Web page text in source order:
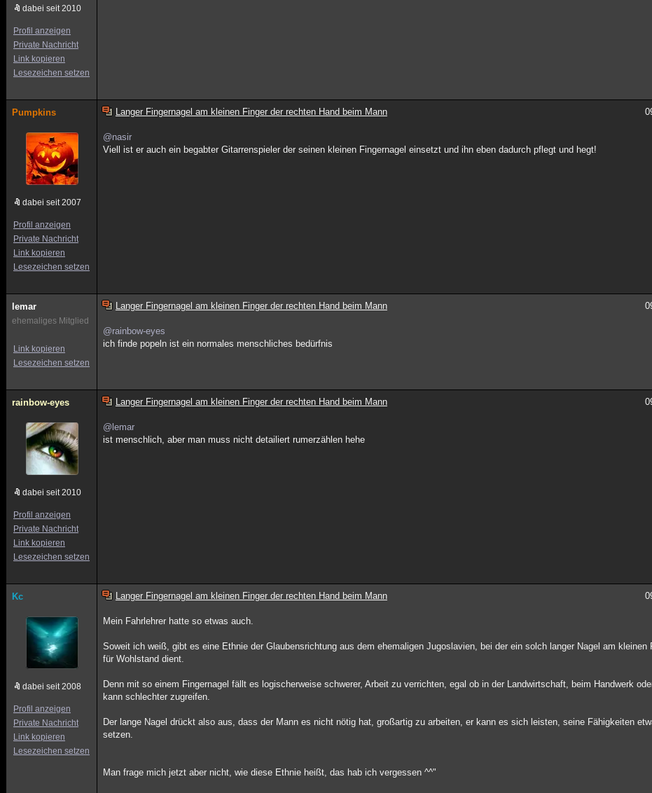
dabei seit 2010
Profil anzeigen
Private Nachricht
Link kopieren
Lesezeichen setzen
Pumpkins
dabei seit 2007
Profil anzeigen
Private Nachricht
Link kopieren
Lesezeichen setzen
Langer Fingernagel am kleinen Finger der rechten Hand beim Mann
@nasir
Viell ist er auch ein begabter Gitarrenspieler der seinen kleinen Fingernagel einsetzt und ihn eben dadurch pflegt und hegt!
lemar
ehemaliges Mitglied
Link kopieren
Lesezeichen setzen
Langer Fingernagel am kleinen Finger der rechten Hand beim Mann
@rainbow-eyes
ich finde popeln ist ein normales menschliches bedürfnis
rainbow-eyes
dabei seit 2010
Profil anzeigen
Private Nachricht
Link kopieren
Lesezeichen setzen
Langer Fingernagel am kleinen Finger der rechten Hand beim Mann
@lemar
ist menschlich, aber man muss nicht detailiert rumerzählen hehe
Kc
dabei seit 2008
Profil anzeigen
Private Nachricht
Link kopieren
Lesezeichen setzen
Langer Fingernagel am kleinen Finger der rechten Hand beim Mann
Mein Fahrlehrer hatte so etwas auch.
Soweit ich weiß, gibt es eine Ethnie der Glaubensrichtung aus dem ehemaligen Jugoslavien, bei der ein solch langer Nagel am kleinen
für Wohlstand dient.
Denn mit so einem Fingernagel fällt es logischerweise schwerer, Arbeit zu verrichten, egal ob in der Landwirtschaft, beim Handwerk
kann schlechter zugreifen.
Der lange Nagel drückt also aus, dass der Mann es nicht nötig hat, großartig zu arbeiten, er kann es sich leisten, seine Fähigkeiten
setzen.
Man frage mich jetzt aber nicht, wie diese Ethnie heißt, das hab ich vergessen ^^"